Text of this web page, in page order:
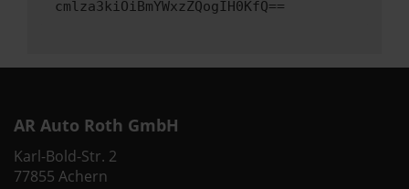
cmlza3kiOiBmYWxzZQogIH0KfQ==
AR Auto Roth GmbH
Karl-Bold-Str. 2
77855 Achern